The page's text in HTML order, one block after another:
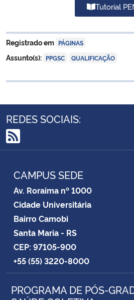
Tutorial
Registrado em PÁGINAS
Assunto(s): PPGSC QUALIFICAÇÃO
REDES SOCIAIS:
RSS
CAMPUS SEDE
Av. Roraima nº 1000
Cidade Universitária
Bairro Camobi
Santa Maria - RS
CEP: 97105-900
+55 (55) 3220-8000
PROGRAMA DE PÓS-